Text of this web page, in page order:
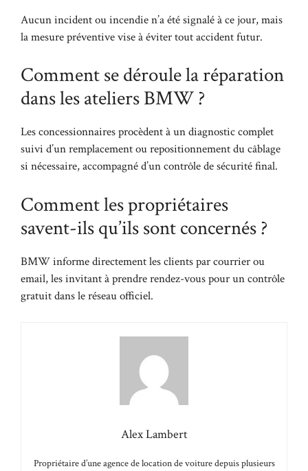
Aucun incident ou incendie n’a été signalé à ce jour, mais
la mesure préventive vise à éviter tout accident futur.
Comment se déroule la réparation
dans les ateliers BMW ?
Les concessionnaires procèdent à un diagnostic complet
suivi d’un remplacement ou repositionnement du câblage
si nécessaire, accompagné d’un contrôle de sécurité final.
Comment les propriétaires
savent-ils qu’ils sont concernés ?
BMW informe directement les clients par courrier ou
email, les invitant à prendre rendez-vous pour un contrôle
gratuit dans le réseau officiel.
Alex Lambert
Propriétaire d’une agence de location de voiture depuis plusieurs